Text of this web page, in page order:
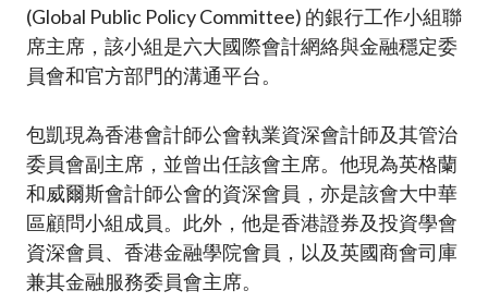
(Global Public Policy Committee) 的銀行工作小組聯
席主席，該小組是六大國際會計網絡與金融穩定委
員會和官方部門的溝通平台。
包凱現為香港會計師公會執業資深會計師及其管治
委員會副主席，並曾出任該會主席。他現為英格蘭
和威爾斯會計師公會的資深會員，亦是該會大中華
區顧問小組成員。此外，他是香港證券及投資學會
資深會員、香港金融學院會員，以及英國商會司庫
兼其金融服務委員會主席。